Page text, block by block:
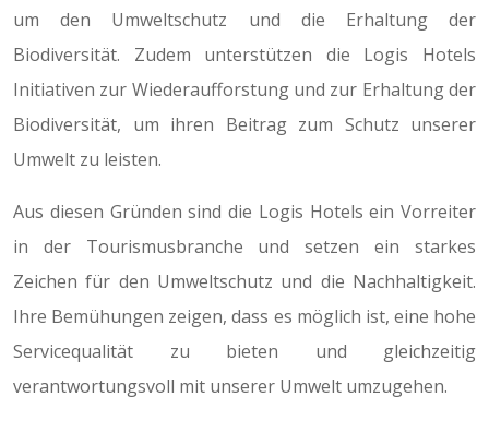
um den Umweltschutz und die Erhaltung der
Biodiversität. Zudem unterstützen die Logis Hotels
Initiativen zur Wiederaufforstung und zur Erhaltung der
Biodiversität, um ihren Beitrag zum Schutz unserer
Umwelt zu leisten.
Aus diesen Gründen sind die Logis Hotels ein Vorreiter
in der Tourismusbranche und setzen ein starkes
Zeichen für den Umweltschutz und die Nachhaltigkeit.
Ihre Bemühungen zeigen, dass es möglich ist, eine hohe
Servicequalität zu bieten und gleichzeitig
verantwortungsvoll mit unserer Umwelt umzugehen.